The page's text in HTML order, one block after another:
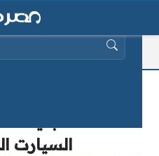
السيارت
البحث عن: